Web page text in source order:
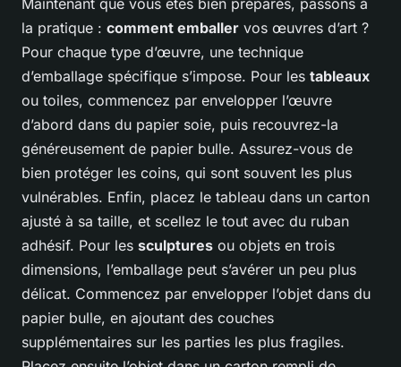
la pratique : comment emballer vos œuvres d’art ?
Pour chaque type d’œuvre, une technique
d’emballage spécifique s’impose. Pour les tableaux
ou toiles, commencez par envelopper l’œuvre
d’abord dans du papier soie, puis recouvrez-la
généreusement de papier bulle. Assurez-vous de
bien protéger les coins, qui sont souvent les plus
vulnérables. Enfin, placez le tableau dans un carton
ajusté à sa taille, et scellez le tout avec du ruban
adhésif. Pour les sculptures ou objets en trois
dimensions, l’emballage peut s’avérer un peu plus
délicat. Commencez par envelopper l’objet dans du
papier bulle, en ajoutant des couches
supplémentaires sur les parties les plus fragiles.